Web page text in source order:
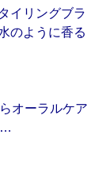
イリングブラ
のように香る
オーラルケア
…